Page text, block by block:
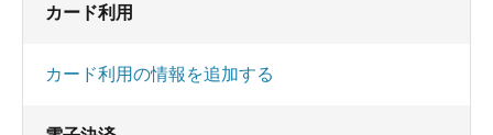
カード利用
カード利用の情報を追加する